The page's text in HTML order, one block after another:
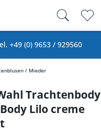
+49 (0) 9653 / 929560
/ Mieder
Trachtenbody
Lilo creme